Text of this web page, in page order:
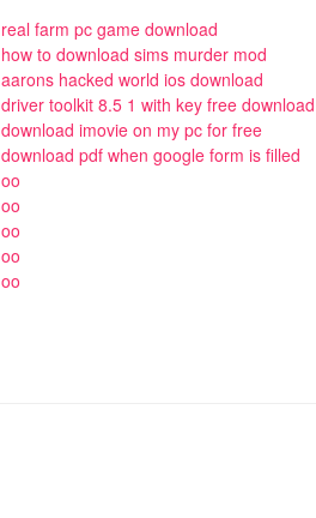
real farm pc game download
how to download sims murder mod
aarons hacked world ios download
driver toolkit 8.5 1 with key free download
download imovie on my pc for free
download pdf when google form is filled
oo
oo
oo
oo
oo